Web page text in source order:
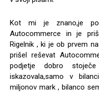
Kot mi je znano,je
Autocommerce in je
Rigelnik , ki je ob prvem
prišel reševat
podjetje dobro
iskazovala,samo v
miljonov mark , bilanco